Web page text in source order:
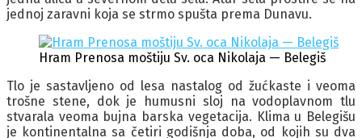
jednoj zaravni koja se strmo spušta prema Dunavu.
Hram Prenosa moštiju Sv. oca Nikolaja — Belegiš
Tlo je sastavljeno od lesa nastalog od žućkaste i veoma
trošne stene, dok je humusni sloj na vodoplavnom tlu
stvarala veoma bujna barska vegetacija. Klima u Belegišu
je kontinentalna sa četiri godišnja doba, od kojih su dva